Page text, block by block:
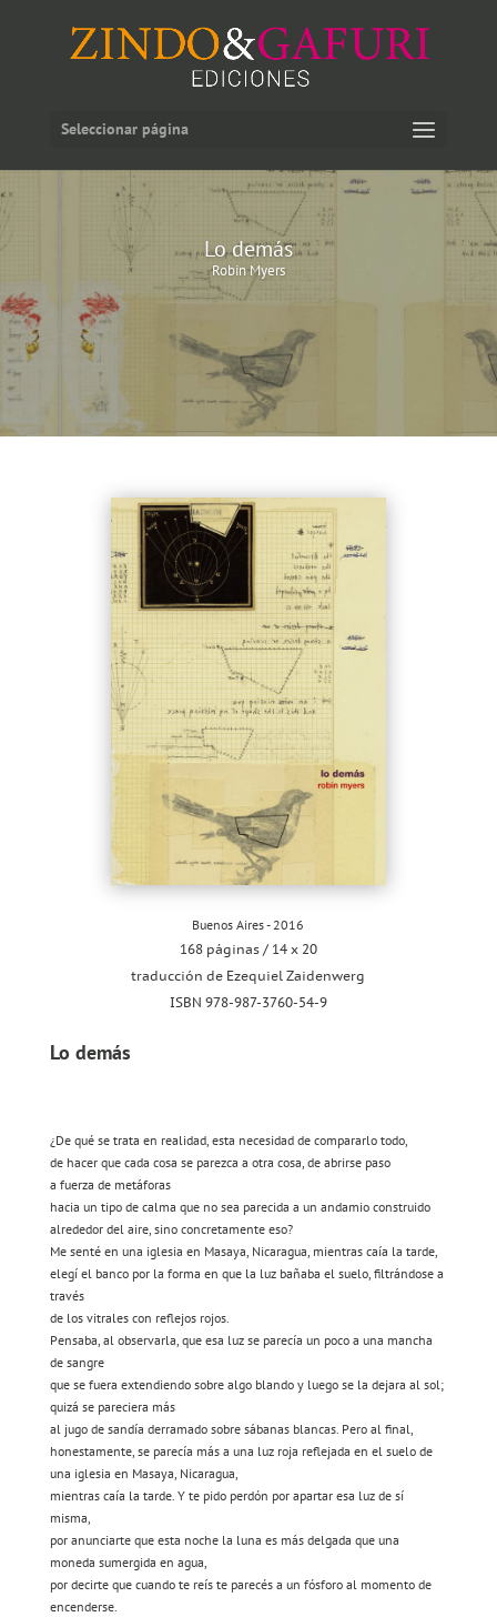
Seleccionar página
Lo demás
Robin Myers
Buenos Aires - 2016
168 páginas / 14 x 20
traducción de Ezequiel Zaidenwerg
ISBN 978-987-3760-54-9
Lo demás
¿De qué se trata en realidad, esta necesidad de compararlo todo,
de hacer que cada cosa se parezca a otra cosa, de abrirse paso
a fuerza de metáforas
hacia un tipo de calma que no sea parecida a un andamio construido
alrededor del aire, sino concretamente eso?
Me senté en una iglesia en Masaya, Nicaragua, mientras caía la tarde,
elegí el banco por la forma en que la luz bañaba el suelo, filtrándose a
través
de los vitrales con reflejos rojos.
Pensaba, al observarla, que esa luz se parecía un poco a una mancha
de sangre
que se fuera extendiendo sobre algo blando y luego se la dejara al sol;
quizá se pareciera más
al jugo de sandía derramado sobre sábanas blancas. Pero al final,
honestamente, se parecía más a una luz roja reflejada en el suelo de
una iglesia en Masaya, Nicaragua,
mientras caía la tarde. Y te pido perdón por apartar esa luz de sí
misma,
por anunciarte que esta noche la luna es más delgada que una
moneda sumergida en agua,
por decirte que cuando te reís te parecés a un fósforo al momento de
encenderse.